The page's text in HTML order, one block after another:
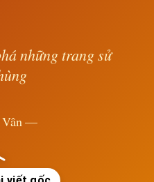
những trang sử
—